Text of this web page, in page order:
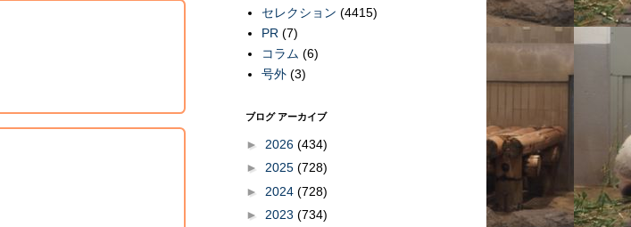
セレクション (4415)
PR (7)
コラム (6)
号外 (3)
ブログ アーカイブ
► 2026 (434)
► 2025 (728)
► 2024 (728)
► 2023 (734)